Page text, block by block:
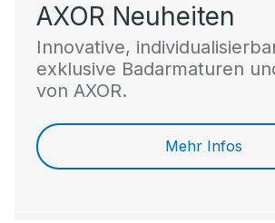
AXOR Neuheiten
Innovative,
exklusive Badarmaturen
von AXOR.
Mehr Infos